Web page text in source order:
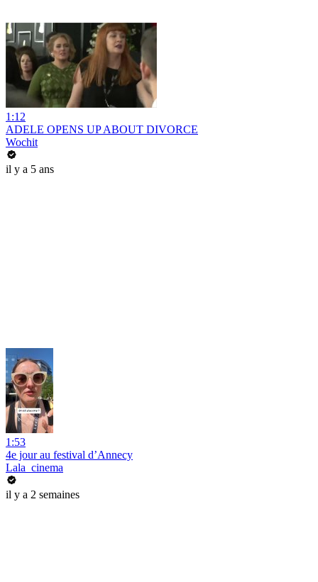
1:12
ADELE OPENS UP ABOUT DIVORCE
Wochit
il y a 5 ans
1:53
4e jour au festival d’Annecy
Lala_cinema
il y a 2 semaines